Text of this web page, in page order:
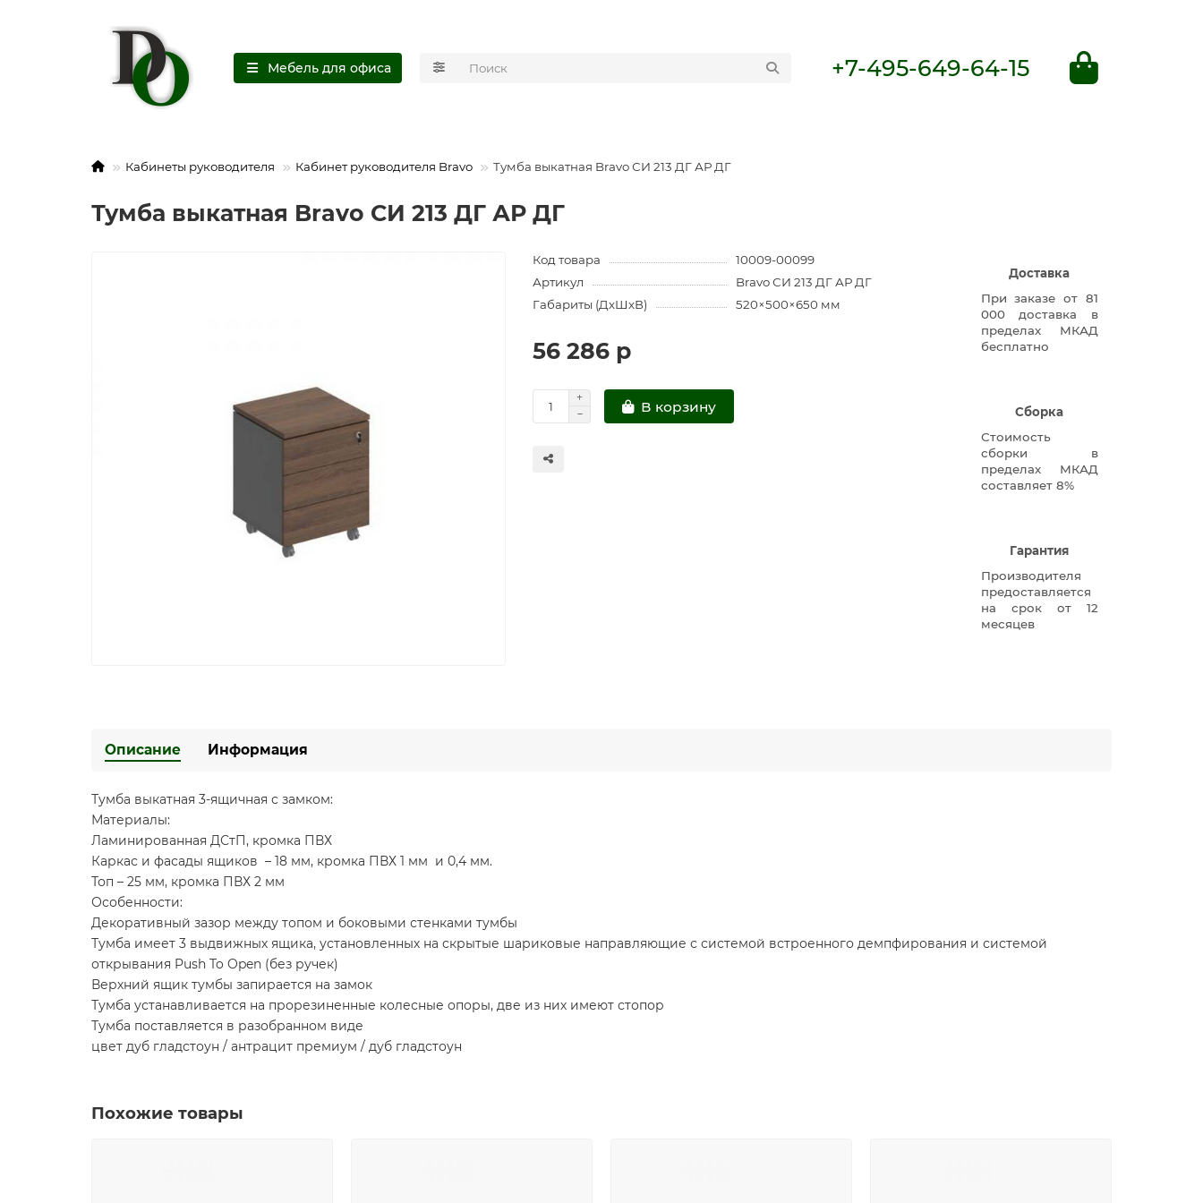
Мебель для офиса +7-495-649-64-15
Кабинеты руководителя Кабинет руководителя Bravo Тумба выкатная Bravo СИ 213 ДГ АР ДГ
Тумба выкатная Bravo СИ 213 ДГ АР ДГ
Код товара
10009-00099
Артикул
Bravo СИ 213 ДГ АР ДГ
Габариты (ДхШхВ)
520×500×650 мм
56 286 р
В корзину
Доставка
При заказе от 81
000 доставка в
пределах МКАД
бесплатно
Сборка
Стоимость
сборки в
пределах МКАД
составляет 8%
Гарантия
Производителя
предоставляется
на срок от 12
месяцев
Описание Информация
Тумба выкатная 3-ящичная с замком:
Материалы:
Ламинированная ДСтП, кромка ПВХ
Каркас и фасады ящиков – 18 мм, кромка ПВХ 1 мм и 0,4 мм.
Топ – 25 мм, кромка ПВХ 2 мм
Особенности:
Декоративный зазор между топом и боковыми стенками тумбы
Тумба имеет 3 выдвижных ящика, установленных на скрытые шариковые направляющие с системой встроенного демпфирования и системой
открывания Push To Open (без ручек)
Верхний ящик тумбы запирается на замок
Тумба устанавливается на прорезиненные колесные опоры, две из них имеют стопор
Тумба поставляется в разобранном виде
цвет дуб гладстоун / антрацит премиум / дуб гладстоун
Похожие товары